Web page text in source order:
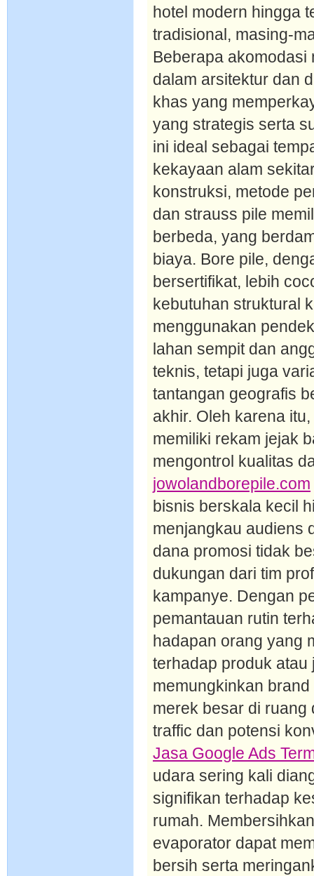
hotel modern hingga
tradisional, masing-
Beberapa
dalam arsitektur dan
khas yang
yang strategis serta
ini ideal sebagai
kekayaan alam
konstruksi, metode
dan strauss pile
berbeda, yang
biaya. Bore pile,
bersertifikat, lebih
kebutuhan struktural
menggunakan
lahan sempit dan
teknis, tetapi juga
tantangan geografis
akhir. Oleh karena
memiliki rekam jejak
mengontrol kualitas
jowolandborepile.com
bisnis berskala kecil
menjangkau audiens
dana promosi tidak
dukungan dari tim
kampanye. Dengan
pemantauan rutin
hadapan orang yang
terhadap produk atau
memungkinkan
merek besar di ruang
traffic dan potensi
Jasa Google Ads
udara sering kali
signifikan terhadap
rumah.
evaporator dapat
bersih serta